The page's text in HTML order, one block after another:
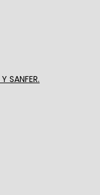
SANFER.